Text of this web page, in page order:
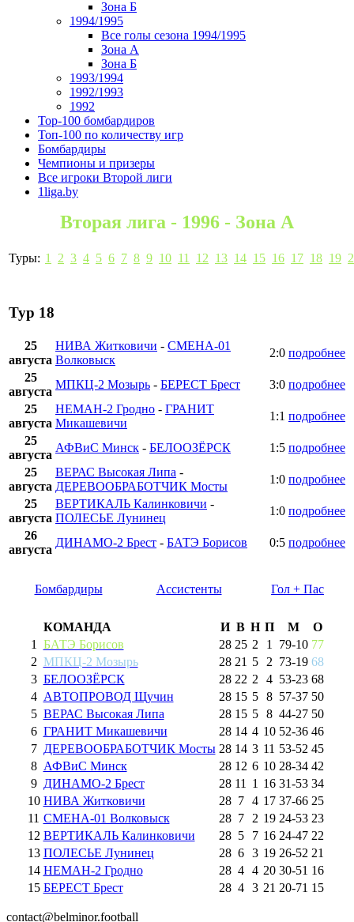
Зона Б
1994/1995
Все голы сезона 1994/1995
Зона А
Зона Б
1993/1994
1992/1993
1992
Top-100 бомбардиров
Топ-100 по количеству игр
Бомбардиры
Чемпионы и призеры
Все игроки Второй лиги
1liga.by
Вторая лига - 1996 - Зона А
Туры: 1 2 3 4 5 6 7 8 9 10 11 12 13 14 15 16 17 18 19
Тур 18
25
августа
НИВА Житковичи - СМЕНА-01
Волковыск
2:0 подробнее
25
августа
МПКЦ-2 Мозырь - БЕРЕСТ Брест 3:0 подробнее
25
августа
НЕМАН-2 Гродно - ГРАНИТ
Микашевичи
1:1 подробнее
25
августа
АФВиС Минск - БЕЛООЗЁРСК 1:5 подробнее
25
августа
ВЕРАС Высокая Липа -
ДЕРЕВООБРАБОТЧИК Мосты
1:0 подробнее
25
августа
ВЕРТИКАЛЬ Калинковичи -
ПОЛЕСЬЕ Лунинец
1:0 подробнее
26
августа
ДИНАМО-2 Брест - БАТЭ Борисов 0:5 подробнее
Бомбардиры Ассистенты Гол + Пас
КОМАНДА И В Н П М
О
1
БАТЭ Борисов 28 25 2 1 79-10 77
2 МПКЦ-2 Мозырь 28 21 5 2 73-19 68
3 БЕЛООЗЁРСК 28 22 2 4 53-23 68
4 АВТОПРОВОД Щучин 28 15 5 8 57-37 50
5 ВЕРАС Высокая Липа 28 15 5 8 44-27 50
6 ГРАНИТ Микашевичи 28 14 4 10 52-36 46
7 ДЕРЕВООБРАБОТЧИК Мосты 28 14 3 11 53-52 45
8 АФВиС Минск 28 12 6 10 28-34 42
9 ДИНАМО-2 Брест 28 11 1 16 31-53 34
10 НИВА Житковичи 28 7 4 17 37-66 25
11 СМЕНА-01 Волковыск 28 7 2 19 24-53 23
12 ВЕРТИКАЛЬ Калинковичи 28 5 7 16 24-47 22
13 ПОЛЕСЬЕ Лунинец 28 6 3 19 26-52 21
14 НЕМАН-2 Гродно 28 4 4 20 30-51 16
15 БЕРЕСТ Брест 28 4 3 21 20-71 15
contact@belminor.football